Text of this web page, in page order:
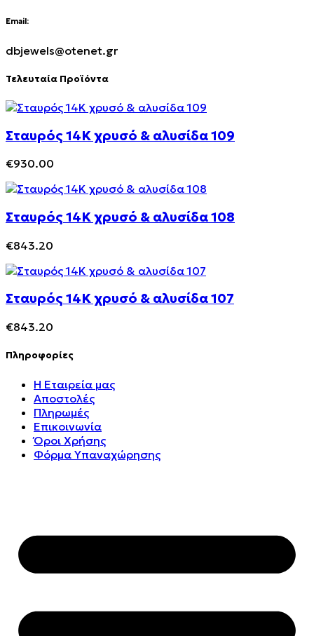
Email:
dbjewels@otenet.gr
Τελευταία Προϊόντα
Σταυρός 14Κ χρυσό & αλυσίδα 109
€930.00
Σταυρός 14Κ χρυσό & αλυσίδα 108
€843.20
Σταυρός 14Κ χρυσό & αλυσίδα 107
€843.20
Πληροφορίες
Η Εταιρεία μας
Αποστολές
Πληρωμές
Επικοινωνία
Όροι Χρήσης
Φόρμα Υπαναχώρησης